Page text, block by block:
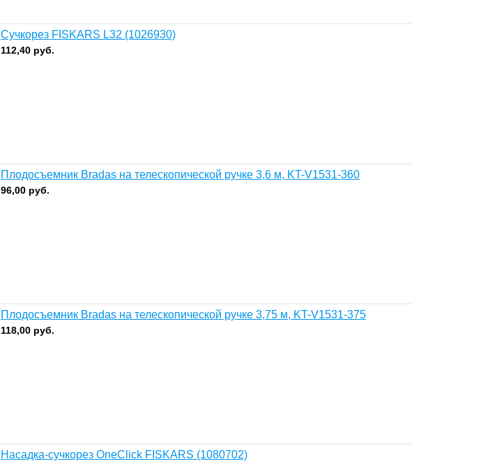
Сучкорез FISKARS L32 (1026930)
112,40 руб.
Плодосъемник Bradas на телескопической ручке 3,6 м, KT-V1531-360
96,00 руб.
Плодосъемник Bradas на телескопической ручке 3,75 м, KT-V1531-375
118,00 руб.
Насадка-сучкорез OneClick FISKARS (1080702)